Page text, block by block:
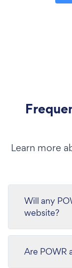
Learn more
Will any
website?
Are POWR